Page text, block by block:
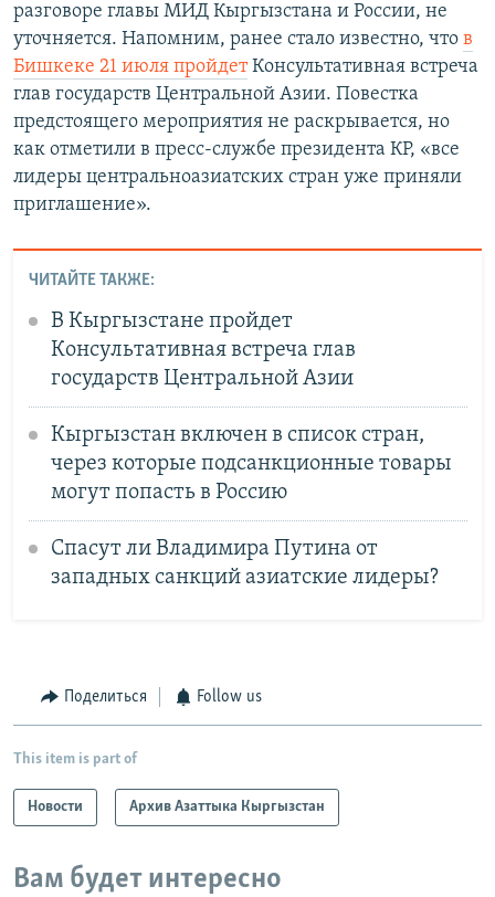
разговоре главы МИД Кыргызстана и России, не
уточняется. Напомним, ранее стало известно, что в
Бишкеке 21 июля пройдетКонсультативная встреча
глав государств Центральной Азии. Повестка
предстоящего мероприятия не раскрывается, но
как отметили в пресс-службе президента КР, «все
лидеры центральноазиатских стран уже приняли
приглашение».
ЧИТАЙТЕ ТАКЖЕ:
В Кыргызстане пройдет
Консультативная встреча глав
государств Центральной Азии
Кыргызстан включен в список стран,
через которые подсанкционные товары
могут попасть в Россию
Спасут ли Владимира Путина от
западных санкций азиатские лидеры?
Поделиться Follow us
This item is part of
Новости Архив Азаттыка Кыргызстан
Вам будет интересно